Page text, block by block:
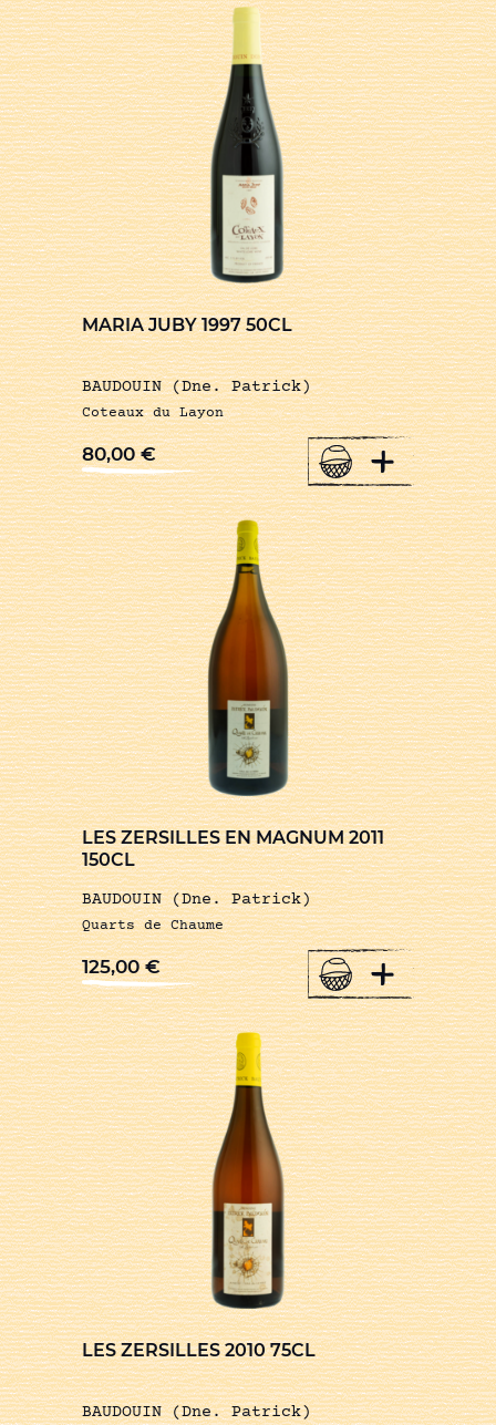
MARIA JUBY 1997 50CL
BAUDOUIN (Dne. Patrick)
Coteaux du Layon
80,00€ +
LES ZERSILLES EN MAGNUM 2011
150CL
BAUDOUIN (Dne. Patrick)
Quarts de Chaume
125,00€ +
LES ZERSILLES 2010 75CL
BAUDOUIN (Dne. Patrick)